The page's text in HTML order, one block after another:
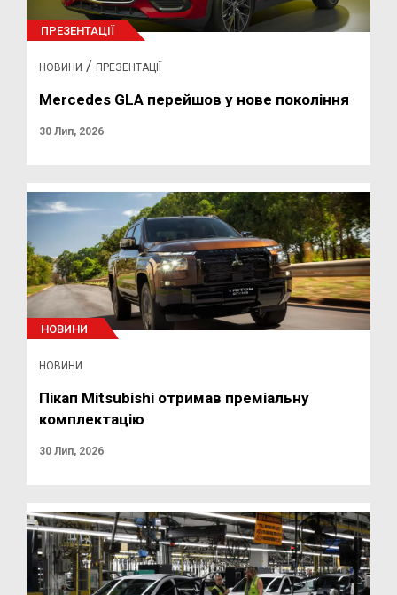
ПРЕЗЕНТАЦІЇ
НОВИНИ / ПРЕЗЕНТАЦІЇ
Mercedes GLA перейшов у нове покоління
30 Лип, 2026
НОВИНИ
НОВИНИ
Пікап Mitsubishi отримав преміальну
комплектацію
30 Лип, 2026